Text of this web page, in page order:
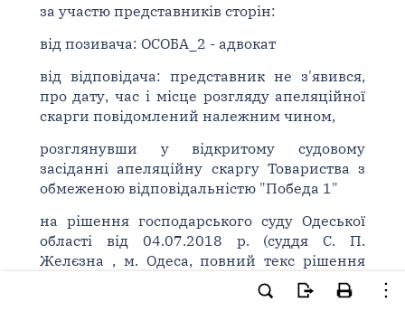
за участю представників сторін:
від позивача: ОСОБА_2 - адвокат
від відповідача: представник не з'явився,
про дату, час і місце розгляду апеляційної
скарги повідомлений належним чином,
розглянувши у відкритому судовому
засіданні апеляційну скаргу Товариства з
обмеженою відповідальністю "Победа 1"
на рішення господарського суду Одеської
області від 04.07.2018 р. (суддя С. П.
Желєзна , м. Одеса, повний текс рішення